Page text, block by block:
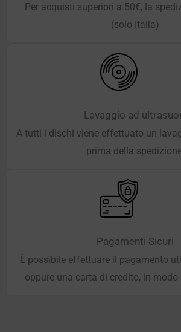
Per acquisti superiori a 50€, la
(solo Italia)
Lavaggio ad
A tutti i dischi viene effettuato un
prima della
Pagamenti Sicuri
È possibile effettuare il pagamento
oppure una carta di credito, in modo